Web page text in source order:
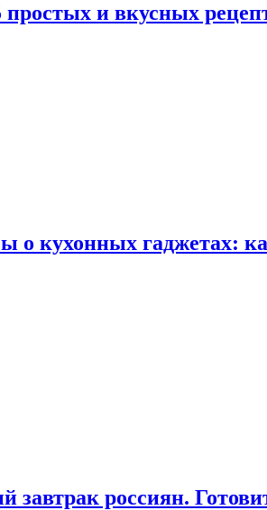
и вкусных
кухонных гаджетах:
россиян.